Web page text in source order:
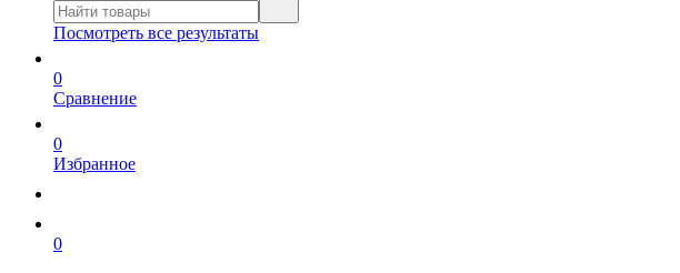
Посмотреть все результаты
0
Сравнение
0
Избранное
0